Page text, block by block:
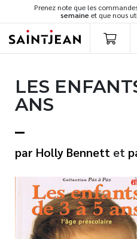
Prenez note que les
semaine et que nous
Romans
Cuisine
Spiritualité
Famille
Culture générale
Témoignages
Vie pratique
LES
ANS
Holly Bennett et